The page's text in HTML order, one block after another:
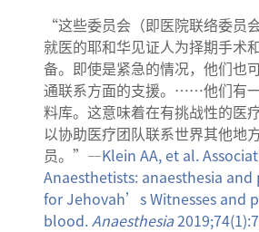
“这些委员会（即医院联络委员
就医的耶和华见证人为择期手术
备。即使是紧急的情况，他们也
通联系方面的支援。……他们有
料库。这意味着在有挑战性的医
以协助医疗团队联系世界其他地
员。”—Klein AA, et al.
Anaesthetists: anaesthesia
for Jehovah’s Witnesses and
blood. Anaesthesia